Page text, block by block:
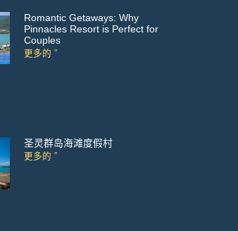
Romantic Getaways: Why
Pinnacles Resort is Perfect for
Couples
更多的 ”
圣灵群岛海滩度假村
更多的 ”